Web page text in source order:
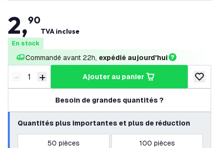
2,90
TVA incluse
En stock
Commandé avant 22h, expédié aujourd'hui
Diminuer la quantité
- Augmenter la quantité
+ ajouter au panier
Besoin de grandes quantités ?
Quantités plus importantes et plus de réduction
50 pièces
100 pièces